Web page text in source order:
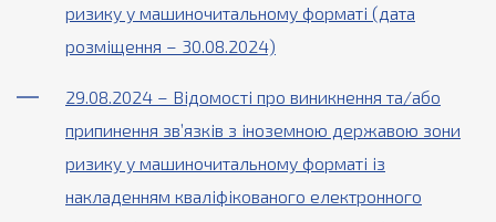
ризику у машиночитальному форматі (дата
розміщення – 30.08.2024)
29.08.2024 – Відомості про виникнення та/або
припинення зв’язків з іноземною державою зони
ризику у машиночитальному форматі із
накладенням кваліфікованого електронного